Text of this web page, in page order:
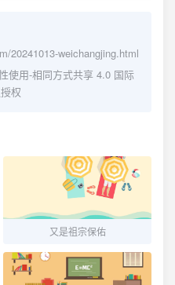
20241013-weichangjing.html
使用-相同方式共享 4.0 国际
权
又是祖宗保佑